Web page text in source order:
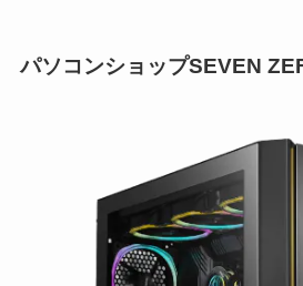
パソコンショップSEVEN